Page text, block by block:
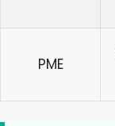
PME